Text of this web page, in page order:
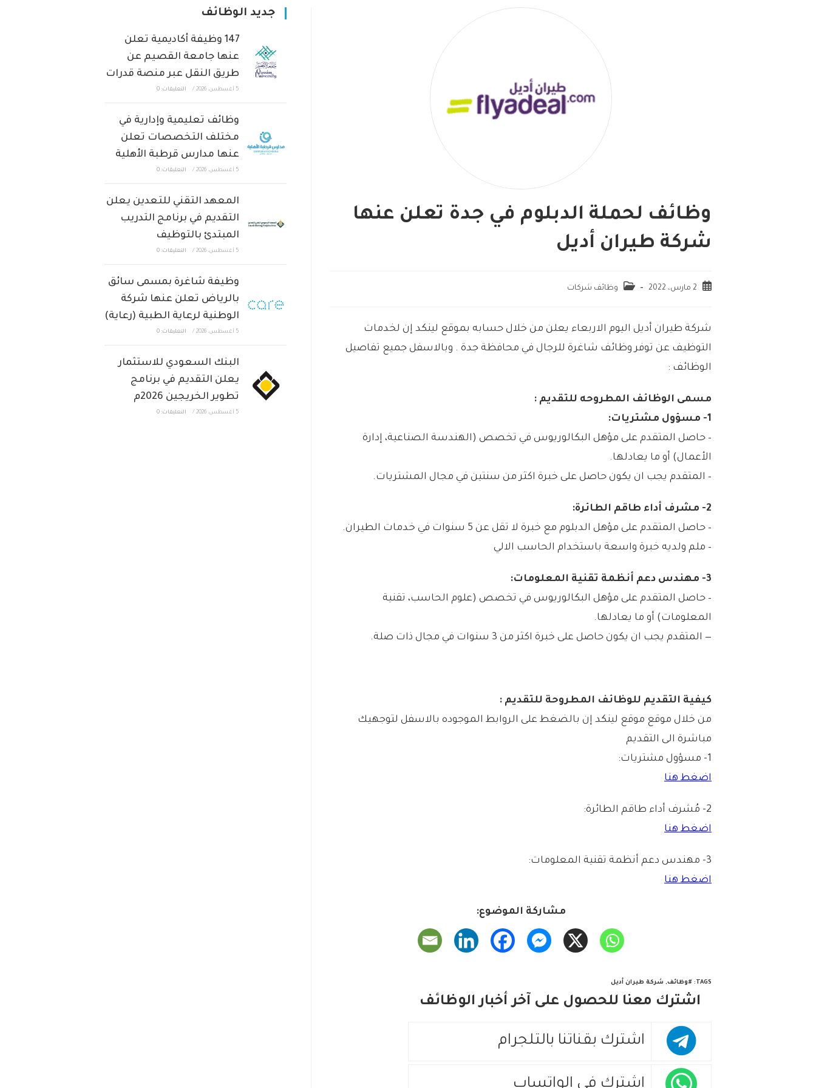
وظائف لحملة الدبلوم في جدة تعلن عنها
شركة طيران أديل
2 مارس، 2022 وظائف شركات
شركة طيران أديل اليوم الاربعاء يعلن من خلال حسابه بموقع لينكد إن لخدمات
التوظيف عن توفر وظائف شاغرة للرجال في محافظة جدة . وبالاسفل جميع تفاصيل
الوظائف :
مسمى الوظائف المطروحه للتقديم :
1- مسؤول مشتريات:
– حاصل المتقدم على مؤهل البكالوريوس في تخصص (الهندسة الصناعية، إدارة
الأعمال) أو ما يعادلها.
– المتقدم يجب ان يكون حاصل على خبرة اكثر من سنتين في مجال المشتريات.
2- مشرف أداء طاقم الطائرة:
– حاصل المتقدم على مؤهل الدبلوم مع خبرة لا تقل عن 5 سنوات في خدمات الطيران.
– ملم ولديه خبرة واسعة باستخدام الحاسب الالي
3- مهندس دعم أنظمة تقنية المعلومات:
– حاصل المتقدم على مؤهل البكالوريوس في تخصص (علوم الحاسب، تقنية
المعلومات) أو ما يعادلها.
— المتقدم يجب ان يكون حاصل على خبرة اكثر من 3 سنوات في مجال ذات صلة.
كيفية التقديم للوظائف المطروحة للتقديم :
من خلال موقع موقع لينكد إن بالضغط على الروابط الموجوده بالاسفل لتوجهيك
مباشرة الى التقديم
1- مسؤول مشتريات:
اضغط هنا
2- مُشرف أداء طاقم الطائرة:
اضغط هنا
3- مهندس دعم أنظمة تقنية المعلومات:
اضغط هنا
مشاركة الموضوع:
TAGS
: #وظائف, شركة طيران أديل
اشترك معنا للحصول على آخر أخبار الوظائف
اشترك بقناتنا بالتلجرام
اشترك في الواتساب
جديد الوظائف
147 وظيفة أكاديمية تعلن
عنها جامعة القصيم عن
طريق النقل عبر منصة قدرات
5 أغسطس، 2026 / التعليقات: 0
وظائف تعليمية وإدارية في
مختلف التخصصات تعلن
عنها مدارس قرطبة الأهلية
5 أغسطس، 2026 / التعليقات: 0
المعهد التقني للتعدين يعلن
التقديم في برنامج التدريب
المبتدئ بالتوظيف
5 أغسطس، 2026 / التعليقات: 0
وظيفة شاغرة بمسمى سائق
بالرياض تعلن عنها شركة
الوطنية لرعاية الطبية (رعاية)
5 أغسطس، 2026 / التعليقات: 0
البنك السعودي للاستثمار
يعلن التقديم في برنامج
تطوير الخريجين 2026م
5 أغسطس، 2026 / التعليقات: 0